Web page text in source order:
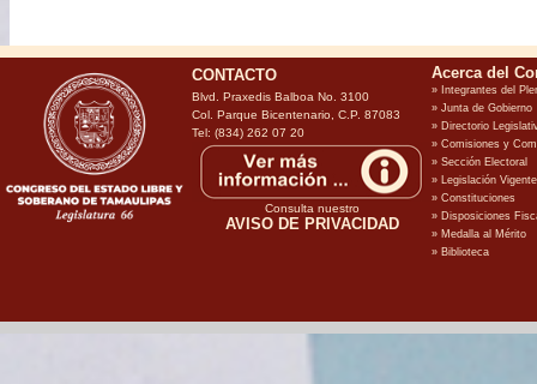
CONTACTO
Blvd. Praxedis Balboa No. 3100
Col. Parque Bicentenario, C.P. 87083
Tel: (834) 262 07 20
Consulta nuestro
AVISO DE PRIVACIDAD